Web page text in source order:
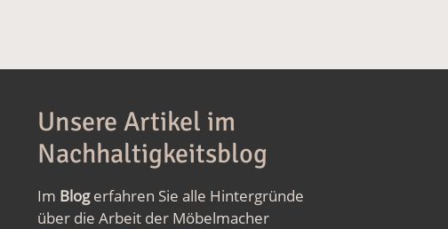
Unsere Artikel im
Nachhaltigkeitsblog
Im Blogerfahren Sie alle Hintergründe
über die Arbeit der Möbelmacher